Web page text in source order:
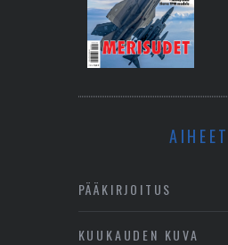
AIHEET
PÄÄKIRJOITUS
KUUKAUDEN KUVA